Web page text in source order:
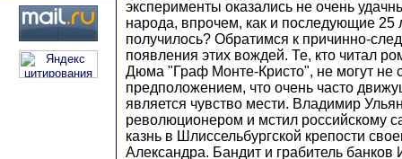
эксперименты оказались не очень
народа, впрочем, как и последующие 25
получилось? Обратимся к причинно-
появления этих вождей. Те, кто читал
Дюма "Граф Монте-Кристо", не могут не
предположением, что очень часто
является чувство мести. Владимир
революционером и мстил российскому
казнь в Шлиссельбургской крепости
Александра. Бандит и грабитель